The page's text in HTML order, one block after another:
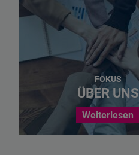
Gerechtigkeit
Rechtsstaatlichkeit
den
Philippinen.
FOKUS
ÜBER UNS
Weiterlesen